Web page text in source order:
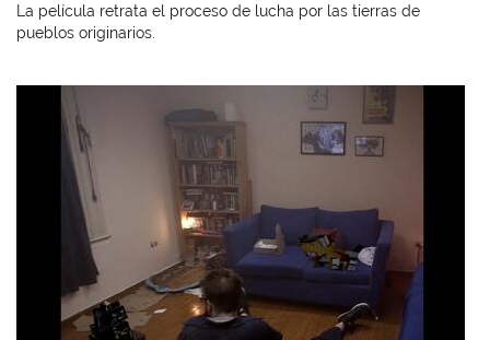
La película retrata el proceso de lucha por las tierras de
pueblos originarios.